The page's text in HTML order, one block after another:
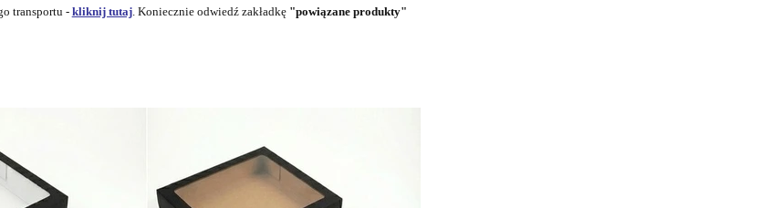
transportu -kliknij tutaj. Koniecznie odwiedź zakładkę "powiązane produkty"